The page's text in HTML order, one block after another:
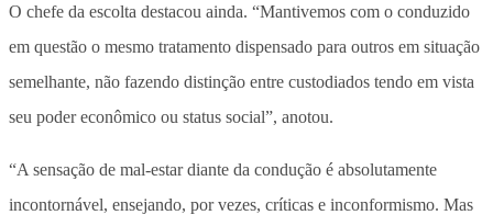
O chefe da escolta destacou ainda. “Mantivemos com o conduzido
em questão o mesmo tratamento dispensado para outros em situação
semelhante, não fazendo distinção entre custodiados tendo em vista
seu poder econômico ou status social”, anotou.
“A sensação de mal-estar diante da condução é absolutamente
incontornável, ensejando, por vezes, críticas e inconformismo. Mas